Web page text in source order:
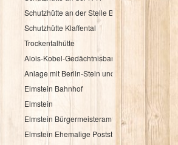
Schutzhütte an der Stelle Brandbuche
Schutzhütte Klaffental
Trockentalhütte
Alois-Kobel-Gedächtnisbank
Anlage mit Berlin-Stein und Flurkreuz
Elmstein Bahnhof
Elmstein
Elmstein Bürgermeisteramt
Elmstein Ehemalige Poststation